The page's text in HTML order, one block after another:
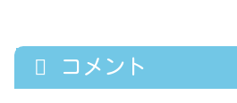
コメント